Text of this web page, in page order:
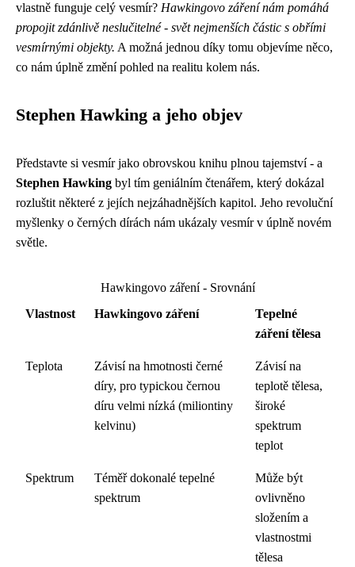
vlastně funguje celý vesmír? Hawkingovo záření nám pomáhá
propojit zdánlivě neslučitelné - svět nejmenších částic s obřími
vesmírnými objekty. A možná jednou díky tomu objevíme něco,
co nám úplně změní pohled na realitu kolem nás.
Stephen Hawking a jeho objev
Představte si vesmír jako obrovskou knihu plnou tajemství - a
Stephen Hawking byl tím geniálním čtenářem, který dokázal
rozluštit některé z jejích nejzáhadnějších kapitol. Jeho revoluční
myšlenky o černých dírách nám ukázaly vesmír v úplně novém
světle.
Hawkingovo záření - Srovnání
Vlastnost
Hawkingovo záření
Tepelné
záření tělesa
Teplota
Závisí na hmotnosti černé
díry, pro typickou černou
díru velmi nízká (miliontiny
kelvinu)
Závisí na
teplotě tělesa,
široké
spektrum
teplot
Spektrum
Téměř dokonalé tepelné
spektrum
Může být
ovlivněno
složením a
vlastnostmi
tělesa